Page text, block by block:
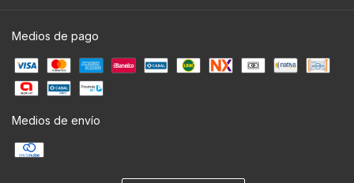
Medios de pago
Medios de envío